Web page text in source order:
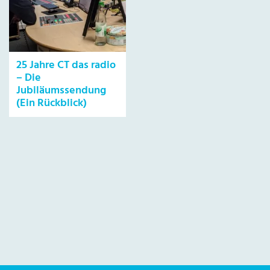
25 Jahre CT das radio
– Die
Jubiläumssendung
(Ein Rückblick)